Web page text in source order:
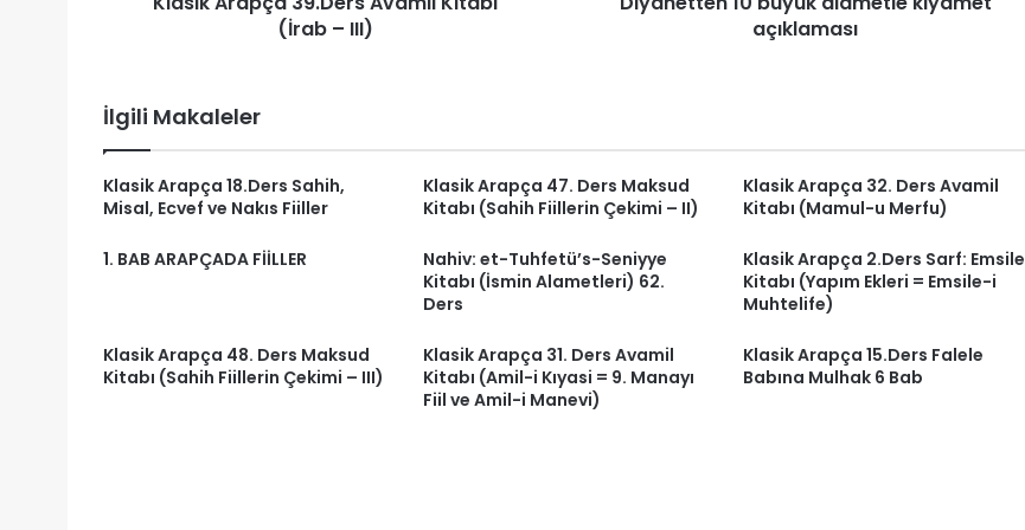
(İrab – III)
açıklaması
İlgili Makaleler
Klasik Arapça 18.Ders Sahih,
Misal, Ecvef ve Nakıs Fiiller
Klasik Arapça 47. Ders Maksud
Kitabı (Sahih Fiillerin Çekimi – II)
Klasik Arapça 32. Ders Avamil
Kitabı (Mamul-u Merfu)
1. BAB ARAPÇADA FİİLLER
Nahiv: et-Tuhfetü’s-Seniyye
Kitabı (İsmin Alametleri) 62.
Ders
Klasik Arapça 2.Ders Sarf: Emsile
Kitabı (Yapım Ekleri = Emsile-i
Muhtelife)
Klasik Arapça 48. Ders Maksud
Kitabı (Sahih Fiillerin Çekimi – III)
Klasik Arapça 31. Ders Avamil
Kitabı (Amil-i Kıyasi = 9. Manayı
Fiil ve Amil-i Manevi)
Klasik Arapça 15.Ders Falele
Babına Mulhak 6 Bab